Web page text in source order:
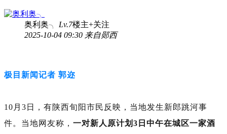
奥利奥╮ Lv.7楼主+关注
2025-10-04 09:30 来自郧西
极目新闻记者 郭迩
10月3日，有陕西旬阳市民反映，当地发生新郎跳河事
件。当地网友称， 一对新人原计划3日中午在城区一家酒